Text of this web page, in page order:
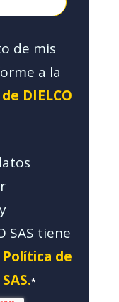
de mis
a la
DIELCO
SAS tiene
Política de
*